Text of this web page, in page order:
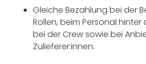
Gleiche Bezahlung bei der
Rollen, beim Personal
bei der Crew sowie bei
Zulieferer:innen.